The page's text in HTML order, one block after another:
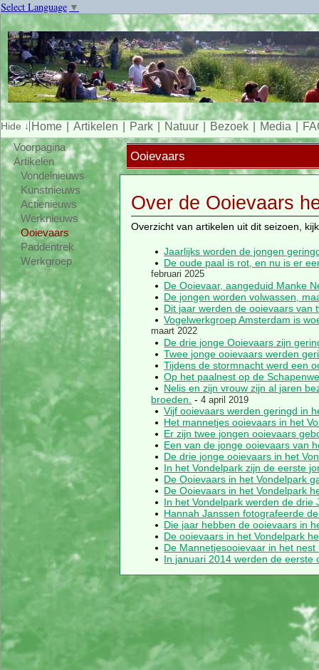
Select Language ▼
Home Artikelen Park Natuur Bezoek Media
Voorpagina
Artikelen
Vondelnieuws
Kunstnieuws
Actienieuws
Werknieuws
Ooievaars
Paddentrek
Werkgroep
Ooievaars
Over de Ooievaars
Overzicht van artikelen uit dit seizoen,
Jaarlijks worden de jongen
De oude paal is rot, en nu is er
februari 2025
De Ooievaar, aangeduid Manke
De jongen worden volwassen,
Dit jaar werden de ooievaars van
Vogelwerkgroep Amsterdam is
maart 2022
De drie jonge Ooievaars zijn
Twee jonge ooievaars werden
Tijdens de stormnacht werd een
Op het paalnest op de
Nelis en zijn vrouw zijn al jaren
broeden. -4 april 2019
Vijf ooievaars werden geringd in
Het mannetjes ooievaars in het
Er zijn twee jongen ooievaars
Een van de jonge ooievaars van
De drie jonge ooievaars in het
In het Vondelpark zijn de eerste
De Ooievaars in het Vondelpark
De Ooievaars in het Vondelpark
In het Vondelpark werden de
Hannah Janssen fotografeerde
Die jaar hebben de ooievaars in
De ooievaars in het Vondelpark
De Mannetjesooievaar in het
In januari 2014 werden de eerste